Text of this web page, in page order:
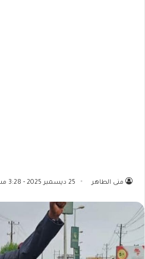
منى الطاهر 25 ديسمبر 2025 - 3:28 مساءً